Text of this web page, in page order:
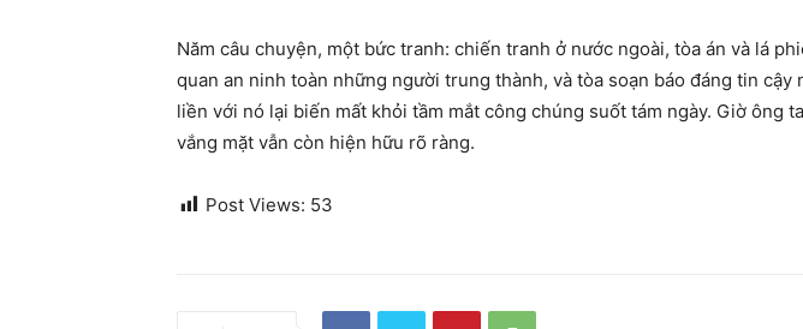
Năm câu chuyện, một bức tranh: chiến tranh ở nước ngoài, tòa án và lá
quan an ninh toàn những người trung thành, và tòa soạn báo đáng tin
liền với nó lại biến mất khỏi tầm mắt công chúng suốt tám ngày. Giờ
vắng mặt vẫn còn hiện hữu rõ ràng.
Post Views: 53